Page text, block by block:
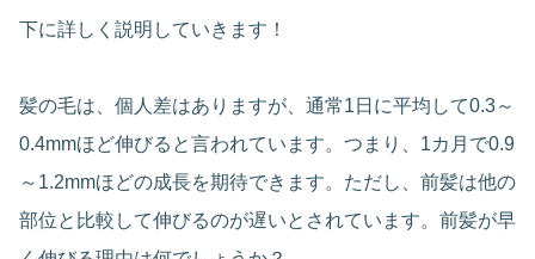
下に詳しく説明していきます！
髪の毛は、個人差はありますが、通常1日に平均して0.3～
0.4mmほど伸びると言われています。つまり、1カ月で0.9
～1.2mmほどの成長を期待できます。ただし、前髪は他の
部位と比較して伸びるのが遅いとされています。前髪が早